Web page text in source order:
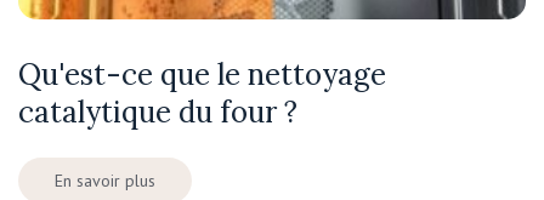
Qu'est-ce que le nettoyage
catalytique du four ?
En savoir plus